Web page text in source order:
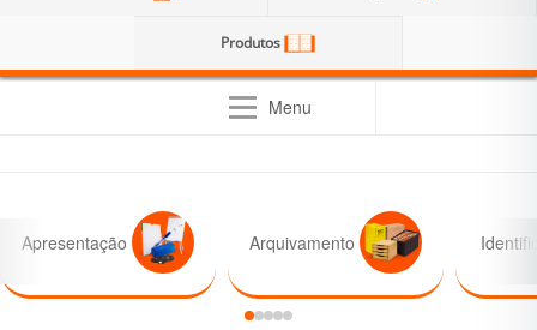
Produtos
Menu
Apresentação Arquivamento